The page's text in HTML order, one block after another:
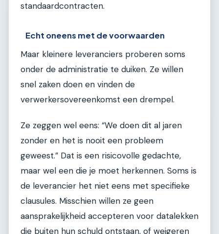
standaardcontracten.
Echt oneens met de voorwaarden
Maar kleinere leveranciers proberen soms
onder de administratie te duiken. Ze willen
snel zaken doen en vinden de
verwerkersovereenkomst een drempel.
Ze zeggen wel eens: “We doen dit al jaren
zonder en het is nooit een probleem
geweest.” Dat is een risicovolle gedachte,
maar wel een die je moet herkennen. Soms is
de leverancier het niet eens met specifieke
clausules. Misschien willen ze geen
aansprakelijkheid accepteren voor datalekken
die buiten hun schuld ontstaan, of weigeren